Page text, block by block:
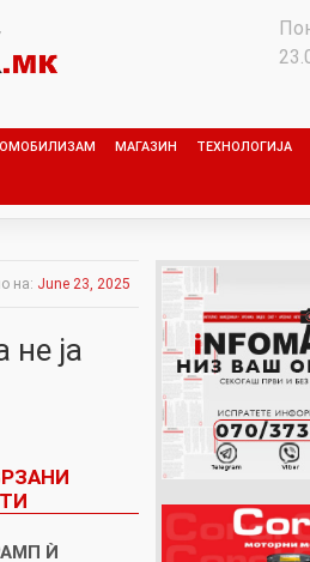
МАГАЗИН ТЕХНОЛОГИЈА
на: June 23, 2025
ја
Ѝ